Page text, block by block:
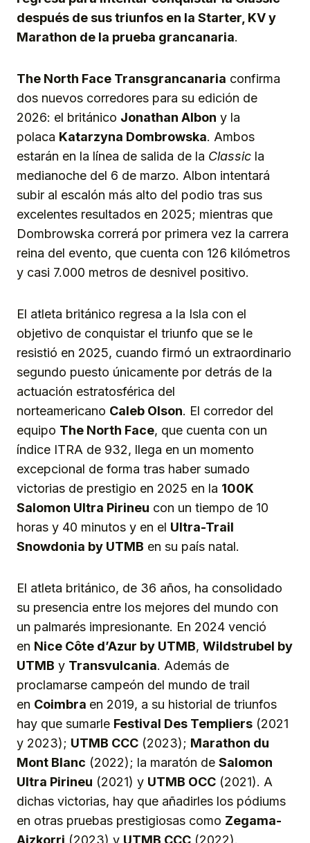
después de sus triunfos en la Starter, KV y
Marathon de la prueba grancanaria.
The North Face Transgrancanaria confirma
dos nuevos corredores para su edición de
2026: el británico Jonathan Albon y la
polaca Katarzyna Dombrowska. Ambos
estarán en la línea de salida de la Classic la
medianoche del 6 de marzo. Albon intentará
subir al escalón más alto del podio tras sus
excelentes resultados en 2025; mientras que
Dombrowska correrá por primera vez la carrera
reina del evento, que cuenta con 126 kilómetros
y casi 7.000 metros de desnivel positivo.
El atleta británico regresa a la Isla con el
objetivo de conquistar el triunfo que se le
resistió en 2025, cuando firmó un extraordinario
segundo puesto únicamente por detrás de la
actuación estratosférica del
norteamericano Caleb Olson. El corredor del
equipo The North Face, que cuenta con un
índice ITRA de 932, llega en un momento
excepcional de forma tras haber sumado
victorias de prestigio en 2025 en la 100K
Salomon Ultra Pirineu con un tiempo de 10
horas y 40 minutos y en el Ultra-Trail
Snowdonia by UTMB en su país natal.
El atleta británico, de 36 años, ha consolidado
su presencia entre los mejores del mundo con
un palmarés impresionante. En 2024 venció
en Nice Côte d’Azur by UTMB, Wildstrubel by
UTMB y Transvulcania. Además de
proclamarse campeón del mundo de trail
en Coimbra en 2019, a su historial de triunfos
hay que sumarle Festival Des Templiers (2021
y 2023); UTMB CCC (2023); Marathon du
Mont Blanc (2022); la maratón de Salomon
Ultra Pirineu (2021) y UTMB OCC (2021). A
dichas victorias, hay que añadirles los pódiums
en otras pruebas prestigiosas como Zegama-
Aizkorri (2023) y UTMB CCC (2022).